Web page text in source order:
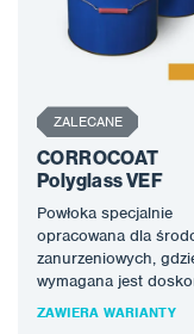
ZALECANE
CORROCOAT
Polyglass VEF
Powłoka specjalnie
opracowana dla
zanurzeniowych,
wymagana jest
odporność chemiczna.
ZAWIERA WARIANTY